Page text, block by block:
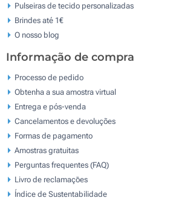
Pulseiras de tecido personalizadas
Brindes até 1€
O nosso blog
Informação de compra
Processo de pedido
Obtenha a sua amostra virtual
Entrega e pós-venda
Cancelamentos e devoluções
Formas de pagamento
Amostras gratuitas
Perguntas frequentes (FAQ)
Livro de reclamaçōes
Índice de Sustentabilidade